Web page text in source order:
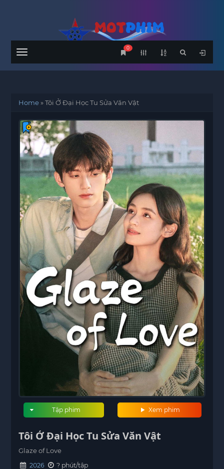
Menu
0
Home»Tôi Ở Đại Học Tu Sửa Văn Vật
Xem phim
Tập phim
Tôi Ở Đại Học Tu Sửa Văn Vật
Glaze of Love
2026
? phút/tập